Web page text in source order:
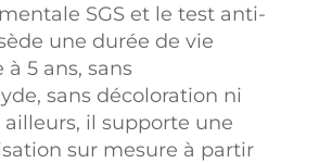
SGS et le test anti-
une durée de vie
5 ans, sans
sans décoloration ni
ailleurs, il supporte une
sur mesure à partir